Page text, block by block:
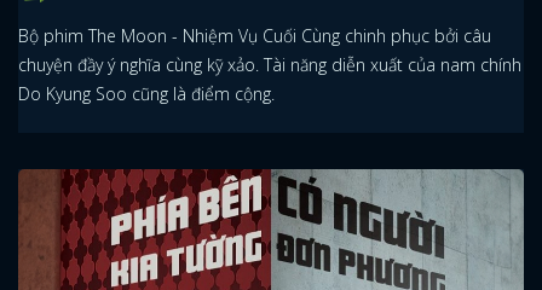
Bộ phim The Moon - Nhiệm Vụ Cuối Cùng chinh phục bởi câu
chuyện đầy ý nghĩa cùng kỹ xảo. Tài năng diễn xuất của nam chính
Do Kyung Soo cũng là điểm cộng.